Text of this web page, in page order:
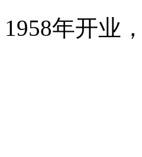
1958年开业